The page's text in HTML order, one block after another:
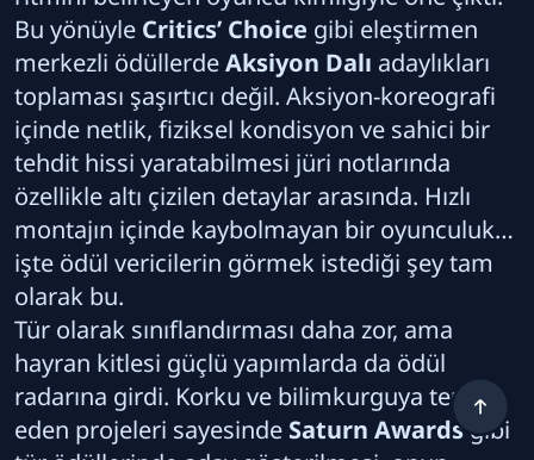
Bu yönüyle Critics’ Choice gibi eleştirmen
merkezli ödüllerdeAksiyon Dalı adaylıkları
toplaması şaşırtıcı değil. Aksiyon-koreografi
içinde netlik, fiziksel kondisyon ve sahici bir
tehdit hissi yaratabilmesi jüri notlarında
özellikle altı çizilen detaylar arasında. Hızlı
montajın içinde kaybolmayan bir oyunculuk…
işte ödül vericilerin görmek istediği şey tam
olarak bu.
Tür olarak sınıflandırması daha zor, ama
hayran kitlesi güçlü yapımlarda da ödül
radarına girdi. Korku ve bilimkurguya temas
eden projeleri sayesinde Saturn Awardsgibi